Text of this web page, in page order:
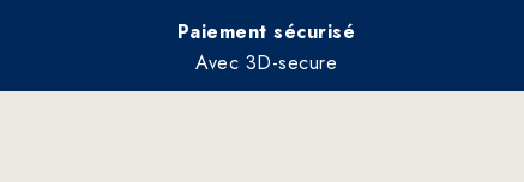
Paiement sécurisé
Avec 3D-secure